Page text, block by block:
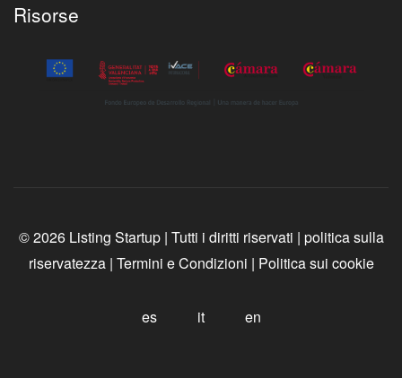
Risorse
© 2026 Listing Startup | Tutti i diritti riservati | politica sulla
riservatezza| Termini e Condizioni | Politica sui cookie
es it en